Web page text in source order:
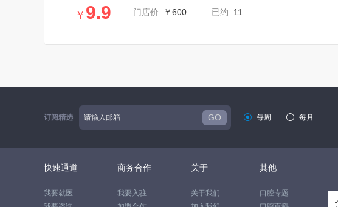
￥ 9.9 门店价: ￥600 已约: 11
订阅精选 GO  每周  每月
快速通道
我要就医
商务合作
我要入驻
关于
关于我们
其他
口腔专题